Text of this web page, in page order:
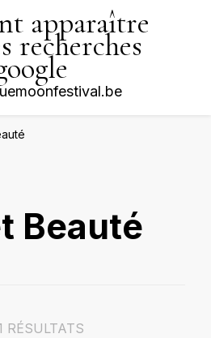
apparaître
recherches
Beauté
RÉSULTATS